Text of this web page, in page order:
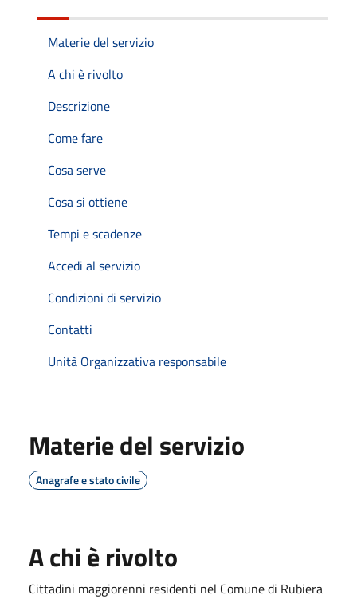
Materie del servizio
A chi è rivolto
Descrizione
Come fare
Cosa serve
Cosa si ottiene
Tempi e scadenze
Accedi al servizio
Condizioni di servizio
Contatti
Unità Organizzativa responsabile
Materie del servizio
Anagrafe e stato civile
A chi è rivolto
Cittadini maggiorenni residenti nel Comune di Rubiera